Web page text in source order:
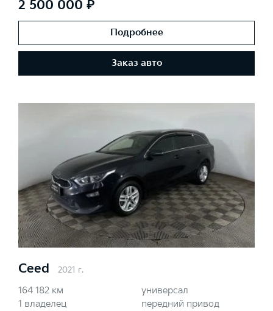
2 500 000 ₽
Подробнее
Заказ авто
Ceed 2021 г.
164 182 км
1 владелец
универсал
передний привод